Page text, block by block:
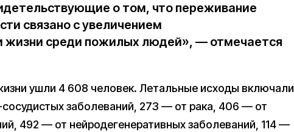
о том, что переживание
связано с увеличением
жизни среди пожилых людей», — отмечается
ушли 4 608 человек. Летальные исходы включали
заболеваний, 273 — от рака, 406 — от
492 — от нейродегенеративных заболеваний, 114 —